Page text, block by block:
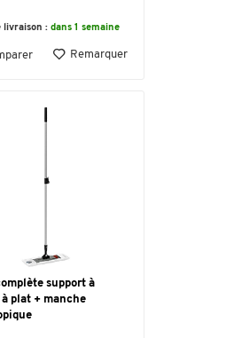
livraison : dans 1 semaine
Remarquer
support à
plat + manche